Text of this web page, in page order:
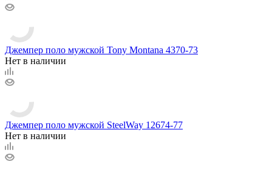
Джемпер поло мужской Tony Montana 4370-73
Нет в наличии
Джемпер поло мужской SteelWay 12674-77
Нет в наличии